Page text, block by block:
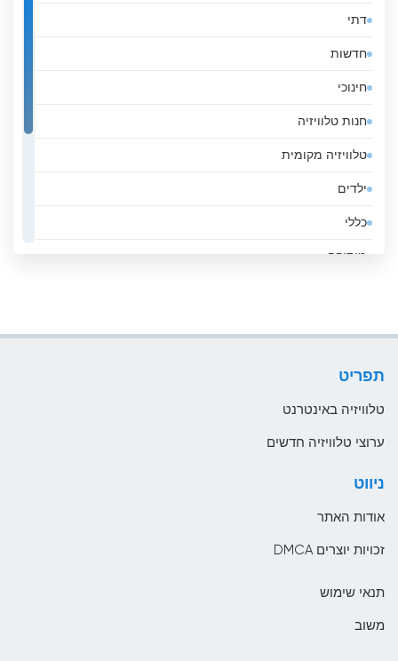
אלבניה
אלג&#039;יריה
אנגולה
אנדורה
אסטוניה
אפגניסטן
אקוודור
בלארוס
בלגיה
דתי
חדשות
חינוכי
חנות טלוויזיה
טלוויזיה מקומית
ילדים
כללי
מוסיקה
תפריט
טלוויזיה באינטרנט
ערוצי טלוויזיה חדשים
ניווט
אודות האתר
זכויות יוצרים DMCA
תנאי שימוש
משוב